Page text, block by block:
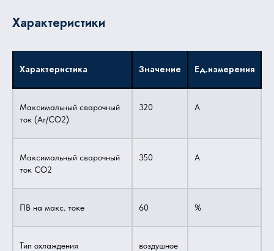
Характеристики
Характеристика Значение Ед.измерения
Максимальный сварочный
ток (Ar/CO2)
320 А
Максимальный сварочный
ток CO2
350 А
ПВ на макс. токе 60 %
Тип охлаждения воздушное